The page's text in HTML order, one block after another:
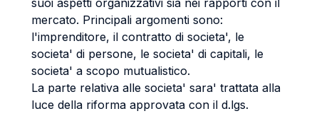
suoi aspetti organizzativi sia nei rapporti con il
mercato. Principali argomenti sono:
l'imprenditore, il contratto di societa', le
societa' di persone, le societa' di capitali, le
societa' a scopo mutualistico.
La parte relativa alle societa' sara' trattata alla
luce della riforma approvata con il d.lgs.